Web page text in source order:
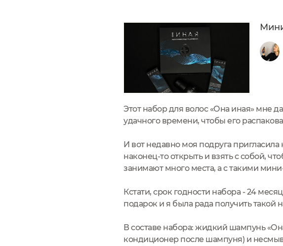
Этот набор для волос «Она иная» мне
удачного времени, чтобы его
И вот недавно моя подруга
наконец-то открыть и взять с собой,
занимают много места, а с такими
Кстати, срок годности набора - 24
подарок и я была рада получить такой
В составе набора: жидкий шампунь
кондиционер после шампуня) и